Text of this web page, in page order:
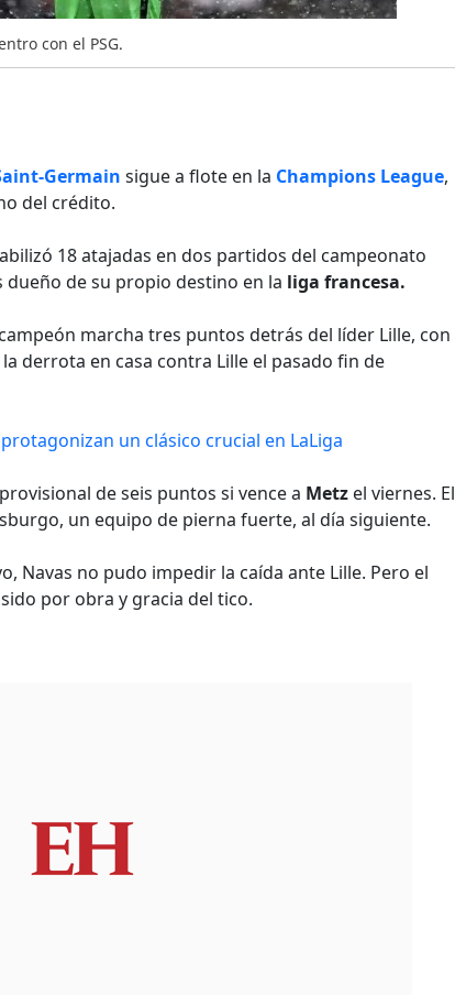
con el PSG.
Germain sigue a flote en la Champions League,
del crédito.
18 atajadas en dos partidos del campeonato
dueño de su propio destino en la liga francesa.
marcha tres puntos detrás del líder Lille, con
derrota en casa contra Lille el pasado fin de
un clásico crucial en LaLiga
de seis puntos si vence a Metz el viernes. El
un equipo de pierna fuerte, al día siguiente.
Navas no pudo impedir la caída ante Lille. Pero el
por obra y gracia del tico.